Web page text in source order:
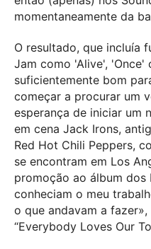
momentaneamente da
O resultado, que incluía
Jam como 'Alive', 'Once'
suficientemente bom
começar a procurar um
esperança de iniciar um
em cena Jack Irons,
Red Hot Chili Peppers,
se encontram em Los
promoção ao álbum dos
conheciam o meu
o que andavam a
“Everybody Loves Our